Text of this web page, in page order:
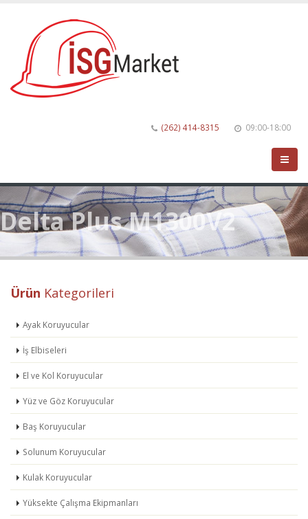
(262) 414-8315 09:00-18:00
Delta Plus M1300V2
Ürün Kategorileri
Ayak Koruyucular
İş Elbiseleri
El ve Kol Koruyucular
Yüz ve Göz Koruyucular
Baş Koruyucular
Solunum Koruyucular
Kulak Koruyucular
Yüksekte Çalışma Ekipmanları